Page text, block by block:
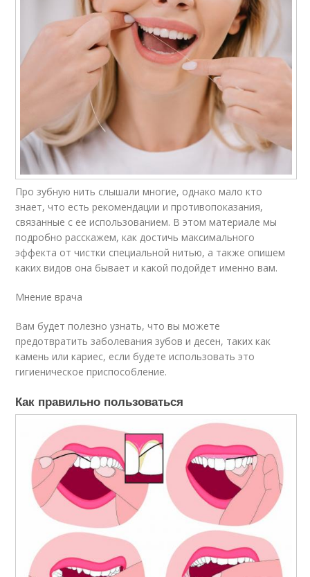
Про зубную нить слышали многие, однако мало кто
знает, что есть рекомендации и противопоказания,
связанные с ее использованием. В этом материале мы
подробно расскажем, как достичь максимального
эффекта от чистки специальной нитью, а также опишем
каких видов она бывает и какой подойдет именно вам.
Мнение врача
Вам будет полезно узнать, что вы можете
предотвратить заболевания зубов и десен, таких как
камень или кариес, если будете использовать это
гигиеническое приспособление.
Как правильно пользоваться